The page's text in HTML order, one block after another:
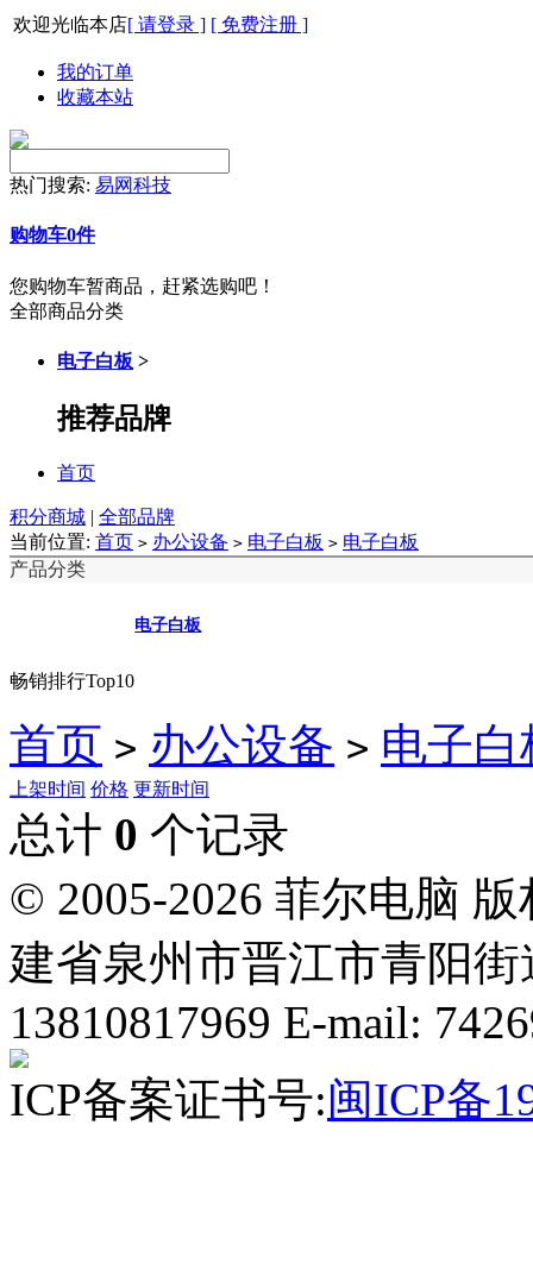
欢迎光临本店[ 请登录 ] [ 免费注册 ]
我的订单
收藏本站
热门搜索: 易网科技
购物车0件
您购物车暂商品，赶紧选购吧！
全部商品分类
电子白板 >
推荐品牌
首页
积分商城 | 全部品牌
当前位置: 首页 > 办公设备 > 电子白板 > 电子白板
产品分类
电子白板
畅销排行Top10
首页 > 办公设备 > 电子白
上架时间 价格 更新时间
总计 0 个记录
© 2005-2026 菲尔电脑
建省泉州市晋江市青阳
13810817969 E-mail:
ICP备案证书号:闽ICP备